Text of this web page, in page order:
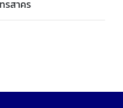
รสาคร